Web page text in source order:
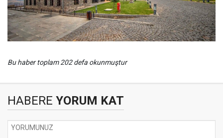
Bu haber toplam 202 defa okunmuştur
HABERE YORUM KAT